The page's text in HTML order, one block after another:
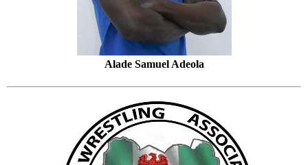
Alade Samuel Adeola